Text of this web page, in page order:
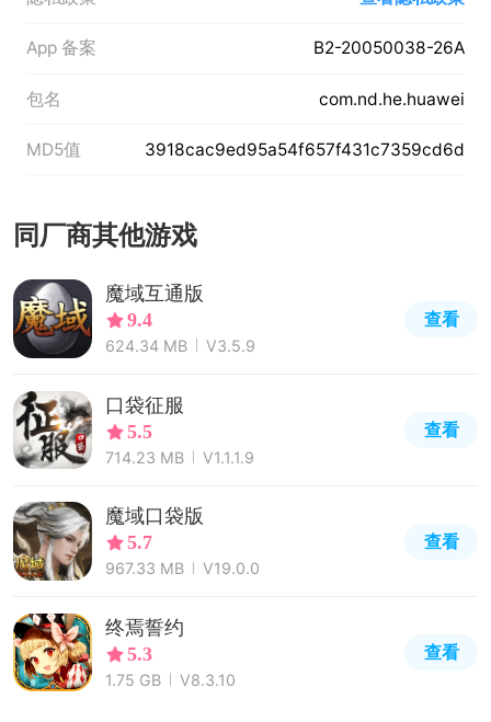
App 备案 B2-20050038-26A
包名 com.nd.he.huawei
MD5值 3918cac9ed95a54f657f431c7359cd6d
同厂商其他游戏
魔域互通版
9.4
624.34 MB V3.5.9
查看
口袋征服
5.5
714.23 MB V1.1.1.9
查看
魔域口袋版
5.7
967.33 MB V19.0.0
查看
终焉誓约
5.3
1.75 GB V8.3.10
查看